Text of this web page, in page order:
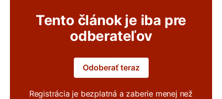
Tento článok je iba pre
odberateľov
Odoberať teraz
Registrácia je bezplatná a zaberie menej než